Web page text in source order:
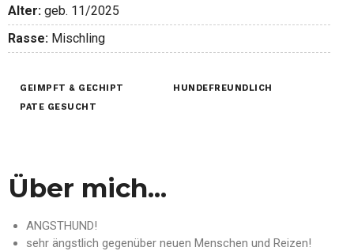
Alter: geb. 11/2025
Rasse: Mischling
GEIMPFT & GECHIPT
HUNDEFREUNDLICH
PATE GESUCHT
Über mich...
ANGSTHUND!
sehr ängstlich gegenüber neuen Menschen und Reizen!